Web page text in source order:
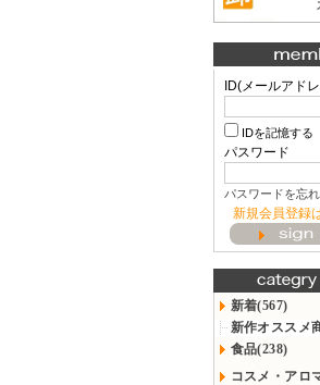
ID(メールアド
IDを記憶する
パスワード
パスワードを忘
新規会員登録
新着(567)
新作オススメ
食品(238)
コスメ・アロ